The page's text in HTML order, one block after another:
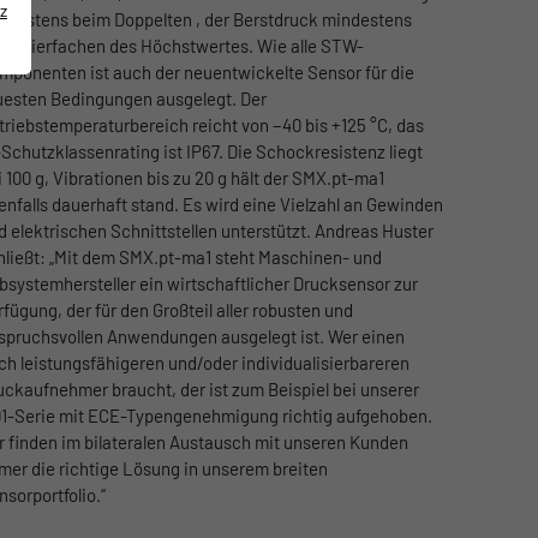
beim Doppelten , der Berstdruck mindestens
Vierfachen des Höchstwertes. Wie alle STW-
ist auch der neuentwickelte Sensor für die
Bedingungen ausgelegt. Der
reicht von −40 bis +125 °C, das
ist IP67. Die Schockresistenz liegt
100 g, Vibrationen bis zu 20 g hält der SMX.pt-ma1
dauerhaft stand. Es wird eine Vielzahl an Gewinden
elektrischen Schnittstellen unterstützt. Andreas Huster
„Mit dem SMX.pt-ma1 steht Maschinen- und
ein wirtschaftlicher Drucksensor zur
der für den Großteil aller robusten und
Anwendungen ausgelegt ist. Wer einen
leistungsfähigeren und/oder individualisierbareren
braucht, der ist zum Beispiel bei unserer
Serie mit ECE-Typengenehmigung richtig aufgehoben.
finden im bilateralen Austausch mit unseren Kunden
die richtige Lösung in unserem breiten